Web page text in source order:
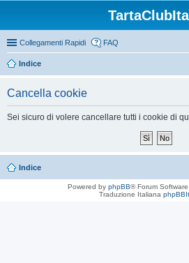
Collegamenti Rapidi FAQ
Indice
Cancella cookie
Sei sicuro di volere cancellare tutti i cookie di
Indice
Powered by phpBB® Forum
Traduzione Italiana